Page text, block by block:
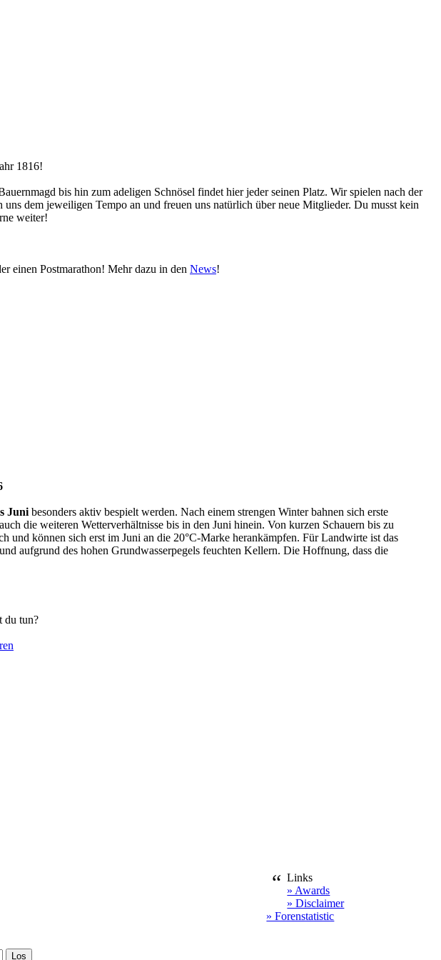
1816!
bis hin zum adeligen Schnösel findet hier jeder seinen Platz. Wir spielen nach der
dem jeweiligen Tempo an und freuen uns natürlich über neue Mitglieder. Du musst kein
weiter!
einen Postmarathon! Mehr dazu in den News!
Juni besonders aktiv bespielt werden. Nach einem strengen Winter bahnen sich erste
die weiteren Wetterverhältnisse bis in den Juni hinein. Von kurzen Schauern bis zu
und können sich erst im Juni an die 20°C-Marke herankämpfen. Für Landwirte ist das
aufgrund des hohen Grundwasserpegels feuchten Kellern. Die Hoffnung, dass die
du tun?
“ Links
» Awards
» Disclaimer
» Forenstatistic